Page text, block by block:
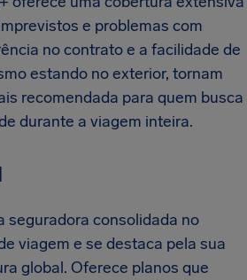
e problemas com
no contrato e a facilidade de
estando no exterior, tornam
recomendada para quem busca
durante a viagem inteira.
seguradora consolidada no
viagem e se destaca pela sua
global. Oferece planos que